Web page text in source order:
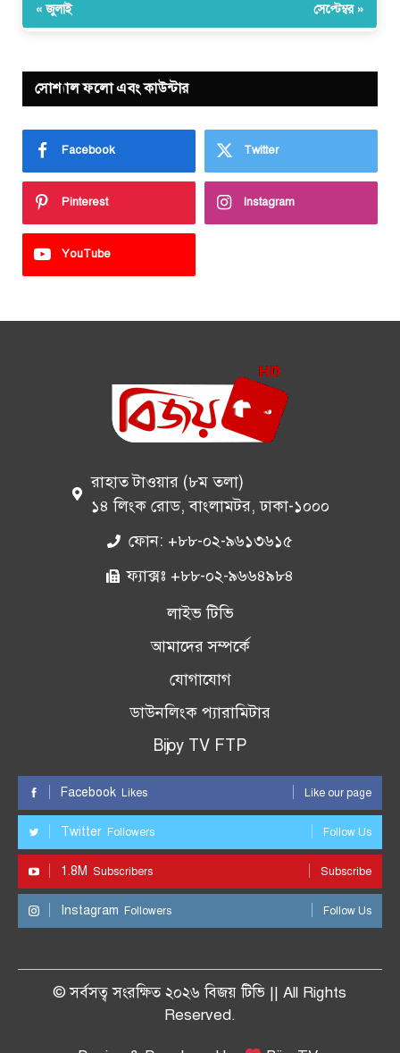
« জুলাই সেপ্টেম্বর »
সোশ্যাল ফলো এবং কাউন্টার
Facebook Twitter
Pinterest Instagram
YouTube
রাহাত টাওয়ার (৮ম তলা)
১৪ লিংক রোড, বাংলামটর, ঢাকা-১০০০
ফোন: +৮৮-০২-৯৬১৩৬১৫
ফ্যাক্সঃ +৮৮-০২-৯৬৬৪৯৮৪
লাইভ টিভি
আমাদের সম্পর্কে
যোগাযোগ
ডাউনলিংক প্যারামিটার
Bijoy TV FTP
Facebook Likes Like our page
Twitter Followers Follow Us
1.8M Subscribers Subscribe
Instagram Followers Follow Us
© সর্বসত্ব সংরক্ষিত ২০২৬ বিজয় টিভি || All Rights
Reserved.